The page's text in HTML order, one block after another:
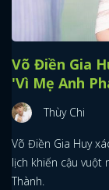
Võ Điền Gia
'Vì Mẹ Anh
Thùy Chi
Võ Điền Gia Huy
lịch khiến cậu vuột
Thành.